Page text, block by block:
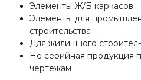
Элементы Ж/Б каркасов
Элементы для
строительства
Для жилищного
Не серийная продукция
чертежам